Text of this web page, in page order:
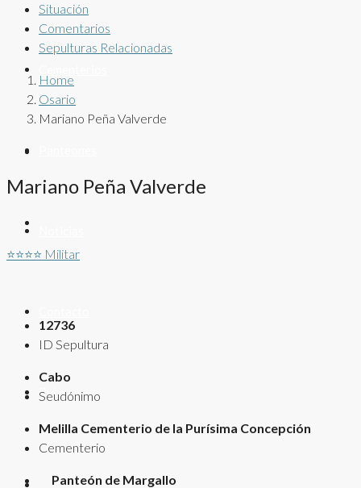
Rutas
Situación
Comentarios
Sepulturas Relacionadas
Home
Osario
Mariano Peña Valverde
Mariano Peña Valverde
⭐⭐⭐⭐ Militar
12736
ID Sepultura
Cabo
Seudónimo
Melilla Cementerio de la Purísima Concepción
Cementerio
Panteón de Margallo